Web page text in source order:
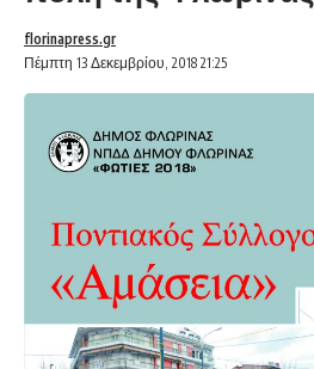
Πέμπτη 13 Δεκεμβρίου, 2018 21:25
florinapress.gr